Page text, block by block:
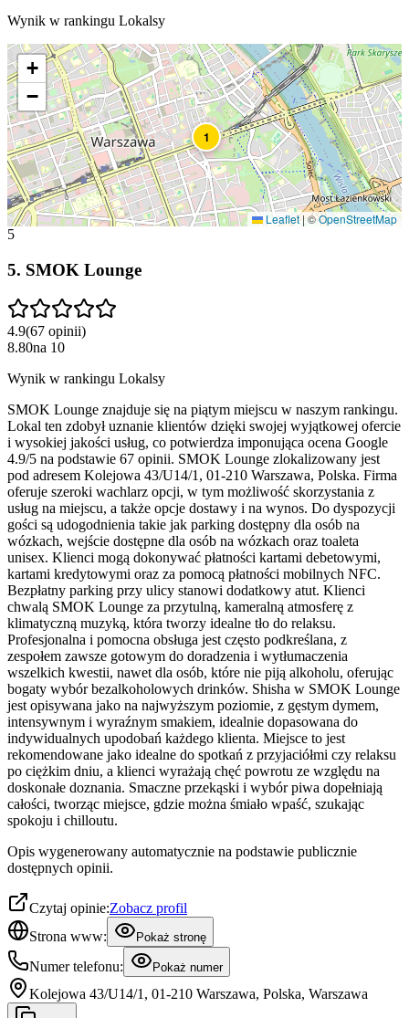
Wynik w rankingu Lokalsy
1
+
−
Leaflet|©OpenStreetMap
5
5. SMOK Lounge
4.9(67 opinii)
8.80na 10
Wynik w rankingu Lokalsy
SMOK Lounge znajduje się na piątym miejscu w naszym rankingu.
Lokal ten zdobył uznanie klientów dzięki swojej wyjątkowej ofercie
i wysokiej jakości usług, co potwierdza imponująca ocena Google
4.9/5 na podstawie 67 opinii. SMOK Lounge zlokalizowany jest
pod adresem Kolejowa 43/U14/1, 01-210 Warszawa, Polska. Firma
oferuje szeroki wachlarz opcji, w tym możliwość skorzystania z
usług na miejscu, a także opcje dostawy i na wynos. Do dyspozycji
gości są udogodnienia takie jak parking dostępny dla osób na
wózkach, wejście dostępne dla osób na wózkach oraz toaleta
unisex. Klienci mogą dokonywać płatności kartami debetowymi,
kartami kredytowymi oraz za pomocą płatności mobilnych NFC.
Bezpłatny parking przy ulicy stanowi dodatkowy atut. Klienci
chwalą SMOK Lounge za przytulną, kameralną atmosferę z
klimatyczną muzyką, która tworzy idealne tło do relaksu.
Profesjonalna i pomocna obsługa jest często podkreślana, z
zespołem zawsze gotowym do doradzenia i wytłumaczenia
wszelkich kwestii, nawet dla osób, które nie piją alkoholu, oferując
bogaty wybór bezalkoholowych drinków. Shisha w SMOK Lounge
jest opisywana jako na najwyższym poziomie, z gęstym dymem,
intensywnym i wyraźnym smakiem, idealnie dopasowana do
indywidualnych upodobań każdego klienta. Miejsce to jest
rekomendowane jako idealne do spotkań z przyjaciółmi czy relaksu
po ciężkim dniu, a klienci wyrażają chęć powrotu ze względu na
doskonałe doznania. Smaczne przekąski i wybór piwa dopełniają
całości, tworząc miejsce, gdzie można śmiało wpaść, szukając
spokoju i chilloutu.
Opis wygenerowany automatycznie na podstawie publicznie
dostępnych opinii.
Czytaj opinie:Zobacz profil
Strona www:
Pokaż stronę
Numer telefonu: Pokaż numer
Kolejowa 43/U14/1, 01-210 Warszawa, Polska, Warszawa